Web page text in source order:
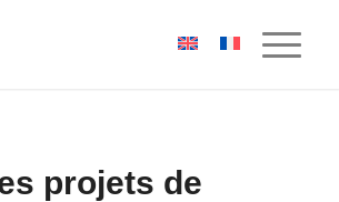
cookies
projets de